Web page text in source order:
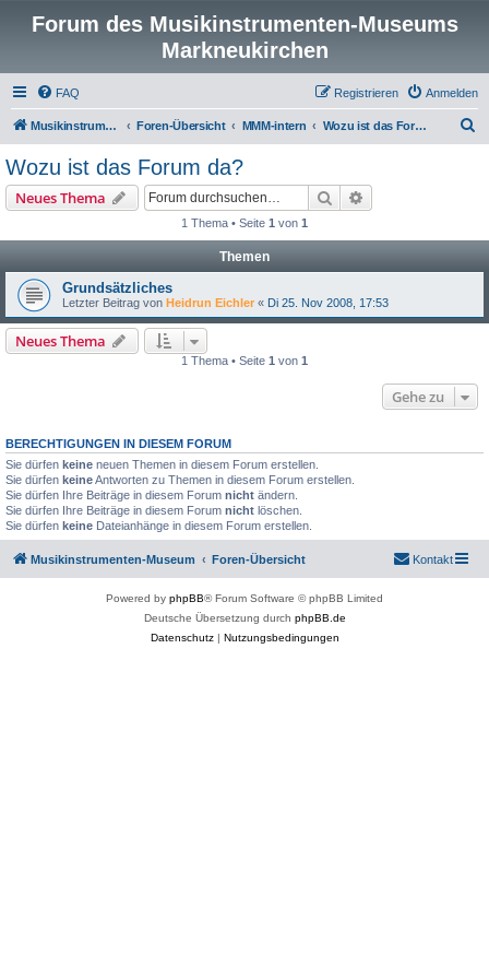
Forum des Musikinstrumenten-Museums
Markneukirchen
FAQ Anmelden
Registrieren
Musikinstrumenten-Museum Foren-Übersicht MMM-intern Wozu ist das Forum da?
Wozu ist das Forum da?
Neues Thema Suche
1 Thema • Seite 1 von 1
Themen
Grundsätzliches
Letzter Beitrag von Heidrun Eichler « Di 25. Nov 2008, 17:53
Neues Thema
1 Thema • Seite 1 von 1
Gehe zu
BERECHTIGUNGEN IN DIESEM FORUM
Sie dürfen keine neuen Themen in diesem Forum erstellen.
Sie dürfen keineAntworten zu Themen in diesem Forum erstellen.
Sie dürfen Ihre Beiträge in diesem Forum nicht ändern.
Sie dürfen Ihre Beiträge in diesem Forum nicht löschen.
Sie dürfen keine Dateianhänge in diesem Forum erstellen.
Musikinstrumenten-Museum Foren-Übersicht Kontakt
Powered by phpBB® Forum Software © phpBB Limited
Deutsche Übersetzung durch phpBB.de
Datenschutz| Nutzungsbedingungen